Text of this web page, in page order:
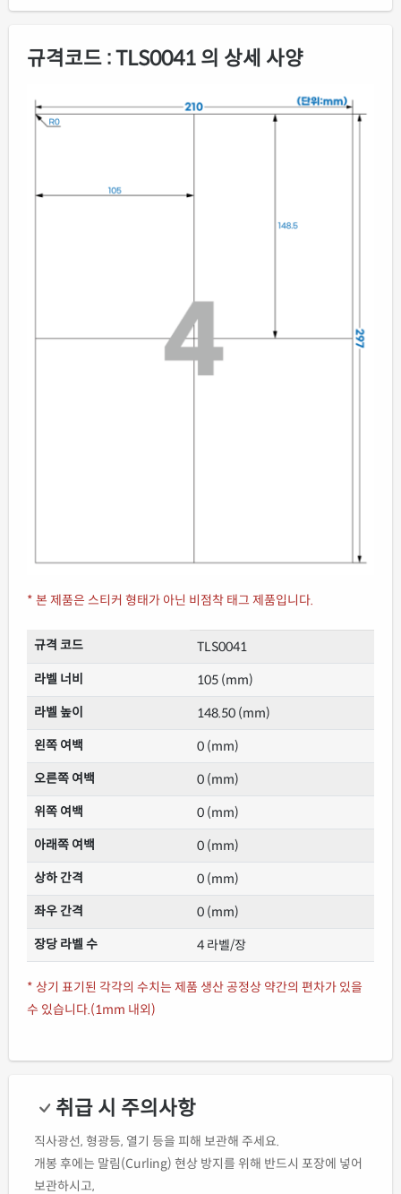
규격코드 : TLS0041 의 상세 사양
* 본 제품은 스티커 형태가 아닌 비점착 태그 제품입니다.
규격 코드
TLS0041
라벨 너비
105 (mm)
라벨 높이
148.50 (mm)
왼쪽 여백
0 (mm)
오른쪽 여백
0 (mm)
위쪽 여백
0 (mm)
아래쪽 여백
0 (mm)
상하 간격
0 (mm)
좌우 간격
0 (mm)
장당 라벨 수
4 라벨/장
* 상기 표기된 각각의 수치는 제품 생산 공정상 약간의 편차가 있을
수 있습니다.(1mm 내외)
취급 시 주의사항
직사광선, 형광등, 열기 등을 피해 보관해 주세요.
개봉 후에는 말림(Curling) 현상 방지를 위해 반드시 포장에 넣어
보관하시고,